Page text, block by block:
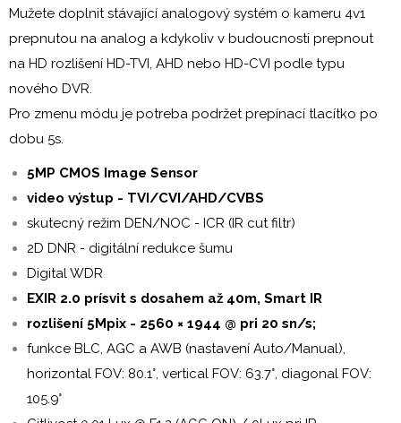
Mužete doplnit stávající analogový systém o kameru 4v1
prepnutou na analog a kdykoliv v budoucnosti prepnout
na HD rozlišení HD-TVI, AHD nebo HD-CVI podle typu
nového DVR.
Pro zmenu módu je potreba podržet prepínací tlacítko po
dobu 5s.
5MP CMOS Image Sensor
video výstup - TVI/CVI/AHD/CVBS
skutecný režim DEN/NOC - ICR (IR cut filtr)
2D DNR - digitální redukce šumu
Digital WDR
EXIR 2.0 prísvit s dosahem až 40m, Smart IR
rozlišení 5Mpix - 2560 × 1944 @ pri 20 sn/s;
funkce BLC, AGC a AWB (nastavení Auto/Manual),
horizontal FOV: 80.1°, vertical FOV: 63.7°, diagonal FOV:
105.9°